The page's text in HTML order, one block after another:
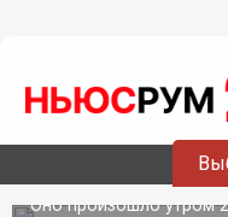
Появились
ДТП с военным
М-7 под
Оно произошло утром